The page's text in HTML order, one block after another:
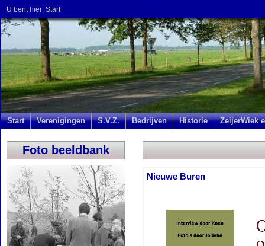
U bent hier: Start
Start Verenigingen S.V.Z. Bedrijven Historie ZeijerWiek
Foto beeldbank
Nieuwe Buren